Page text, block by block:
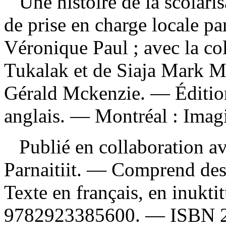
de prise en charge locale
Véronique Paul ; avec la
Tukalak et de Siaja Mark
Gérald Mckenzie. —
anglais. — Montréal :
Publié en collaboration
Parnaitiit. — Comprend
Texte en français, en
9782923385600. — ISBN